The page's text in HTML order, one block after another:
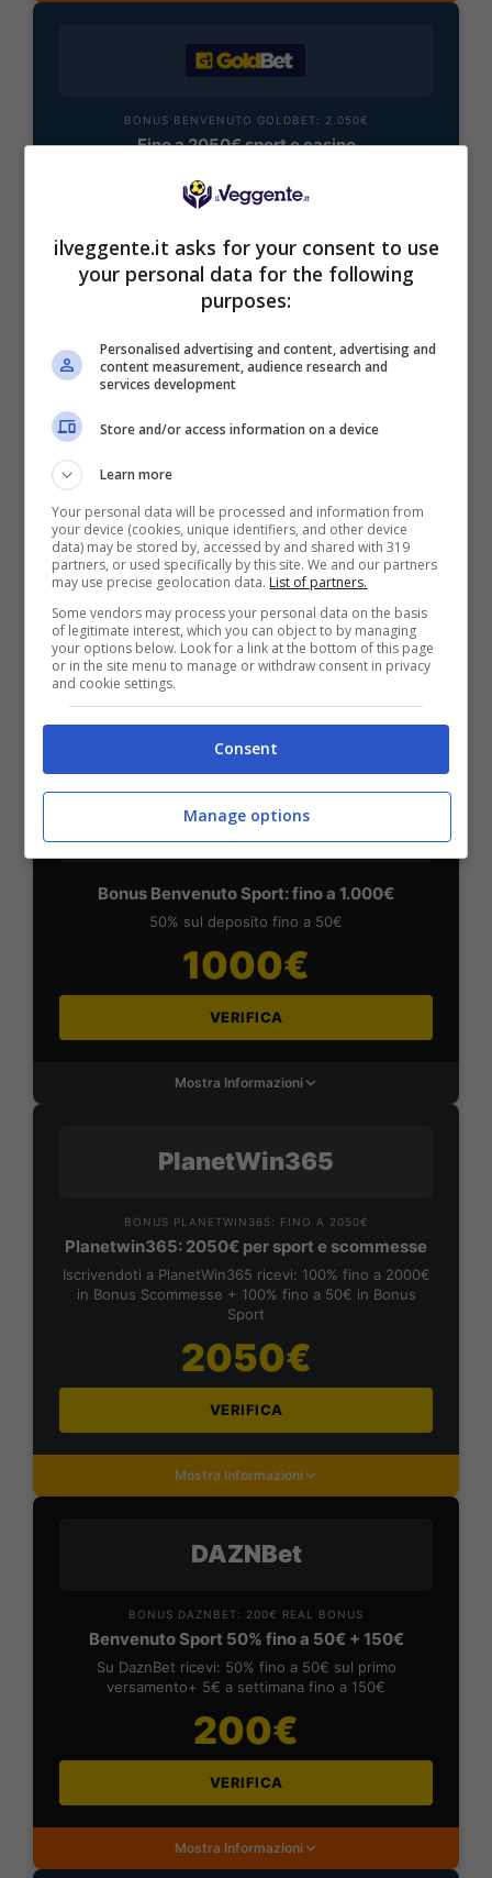
BONUS BENVENUTO GOLDBET: 2.050€
Fino a 2050€ sport e casino
Scommesse + 50% del primo deposito fino a 50€
2050€
Mostra Informazioni
Fino a 2050€ bonus scommesse e sport
Per i nuovi utenti della piattaforma: 100% fino a 50€ in
Bonus Scommesse + 100% fino a 2000€ in Bonus
Sport
2050€
Mostra Informazioni
SNAI
Bonus Benvenuto Sport: fino a 1.000€
50% sul deposito fino a 50€
1000€
VERIFICA
Mostra Informazioni
PlanetWin365
BONUS PLANETWIN365: FINO A 2050€
Planetwin365: 2050€ per sport e scommesse
Iscrivendoti a PlanetWin365 ricevi: 100% fino a 2000€
in Bonus Scommesse + 100% fino a 50€ in Bonus
Sport
2050€
VERIFICA
Mostra Informazioni
DAZNBet
BONUS DAZNBET: 200€ REAL BONUS
Benvenuto Sport 50% fino a 50€ + 150€
Su DaznBet ricevi: 50% fino a 50€ sul primo
versamento+ 5€ a settimana fino a 150€
200€
VERIFICA
Mostra Informazioni
ilveggente.it asks for your consent to use
your personal data for the following
purposes:
Personalised advertising and content, advertising and
content measurement, audience research and
services development
Store and/or access information on a device
Learn more
Your personal data will be processed and information from
your device (cookies, unique identifiers, and other device
data) may be stored by, accessed by and shared with 319
partners, or used specifically by this site. We and our partners
may use precise geolocation data. List of partners.
Some vendors may process your personal data on the basis
of legitimate interest, which you can object to by managing
your options below. Look for a link at the bottom of this page
or in the site menu to manage or withdraw consent in privacy
and cookie settings.
Consent
Manage options